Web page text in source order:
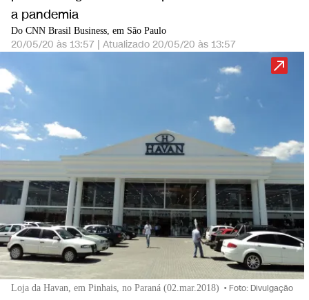
a pandemia
Do CNN Brasil Business, em São Paulo
20/05/20 às 13:57 | Atualizado 20/05/20 às 13:57
Loja da Havan, em Pinhais, no Paraná (02.mar.2018) • Foto: Divulgação